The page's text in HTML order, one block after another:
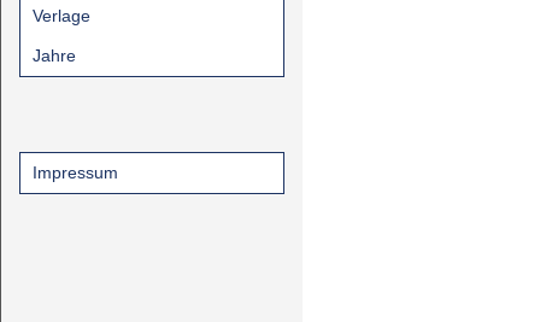
Verlage
Jahre
Impressum